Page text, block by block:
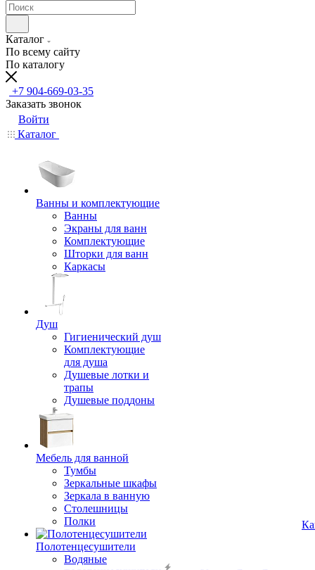
Каталог
По всему сайту
По каталогу
+7 904-669-03-35
Заказать звонок
Войти
Каталог
Ванны и комплектующие
Ванны
Экраны для ванн
Комплектующие
Шторки для ванн
Каркасы
Душ
Гигиенический душ
Комплектующие
для душа
Душевые лотки и
трапы
Душевые поддоны
Мебель для ванной
Тумбы
Зеркальные шкафы
Зеркала в ванную
Столешницы
Полки
Полотенцесушители
Водяные